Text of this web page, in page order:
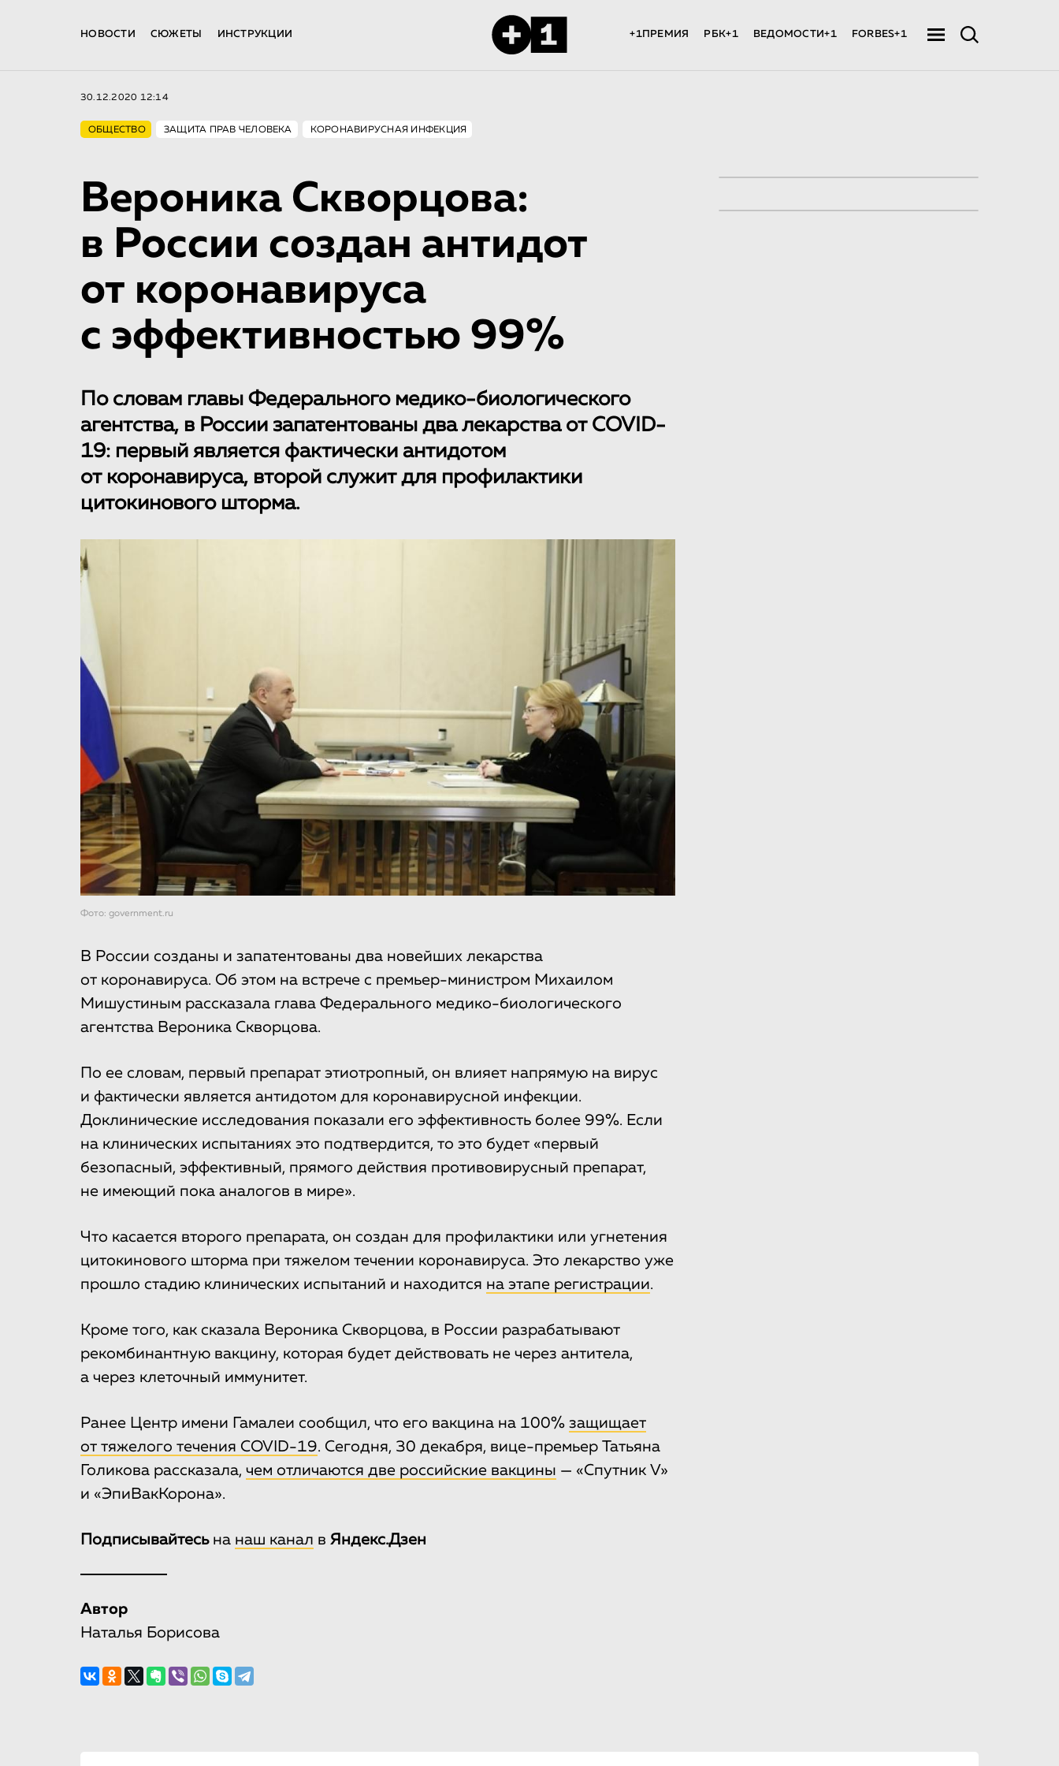
НОВОСТИ СЮЖЕТЫ ИНСТРУКЦИИ +1ПРЕМИЯ РБК+1 ВЕДОМОСТИ+1 FORBES+1
30.12.2020 12:14
ОБЩЕСТВО ЗАЩИТА ПРАВ ЧЕЛОВЕКА КОРОНАВИРУСНАЯ ИНФЕКЦИЯ
Вероника Скворцова:
в России создан антидот
от коронавируса
с эффективностью 99%
По словам главы Федерального медико-биологического
агентства, в России запатентованы два лекарства от COVID-
19: первый является фактически антидотом
от коронавируса, второй служит для профилактики
цитокинового шторма.
Фото: government.ru
В России созданы и запатентованы два новейших лекарства
от коронавируса. Об этом на встрече с премьер-министром Михаилом
Мишустиным рассказала глава Федерального медико-биологического
агентства Вероника Скворцова.
По ее словам, первый препарат этиотропный, он влияет напрямую на вирус
и фактически является антидотом для коронавирусной инфекции.
Доклинические исследования показали его эффективность более 99%. Если
на клинических испытаниях это подтвердится, то это будет «первый
безопасный, эффективный, прямого действия противовирусный препарат,
не имеющий пока аналогов в мире».
Что касается второго препарата, он создан для профилактики или угнетения
цитокинового шторма при тяжелом течении коронавируса. Это лекарство уже
прошло стадию клинических испытаний и находится на этапе регистрации.
Кроме того, как сказала Вероника Скворцова, в России разрабатывают
рекомбинантную вакцину, которая будет действовать не через антитела,
а через клеточный иммунитет.
Ранее Центр имени Гамалеи сообщил, что его вакцина на 100% защищает
от тяжелого течения COVID-19. Сегодня, 30 декабря, вице-премьер Татьяна
Голикова рассказала, чем отличаются две российские вакцины — «Спутник V»
и «ЭпиВакКорона».
Подписывайтесьна наш канал в Яндекс.Дзен
Автор
Наталья Борисова